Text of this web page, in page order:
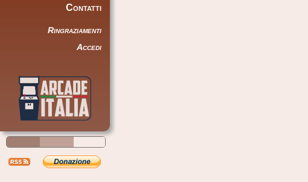
Contatti
Ringraziamenti
Accedi